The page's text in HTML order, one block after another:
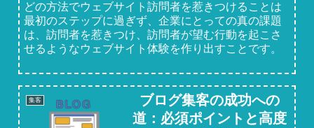
どの方法でウェブサイト訪問者を惹きつけることは
最初のステップに過ぎず、企業にとっての真の課題
は、訪問者を惹きつけ、訪問者が望む行動を起こさ
せるようなウェブサイト体験を作り出すことです。
集客
ブログ集客の成功への
道：必須ポイントと高度